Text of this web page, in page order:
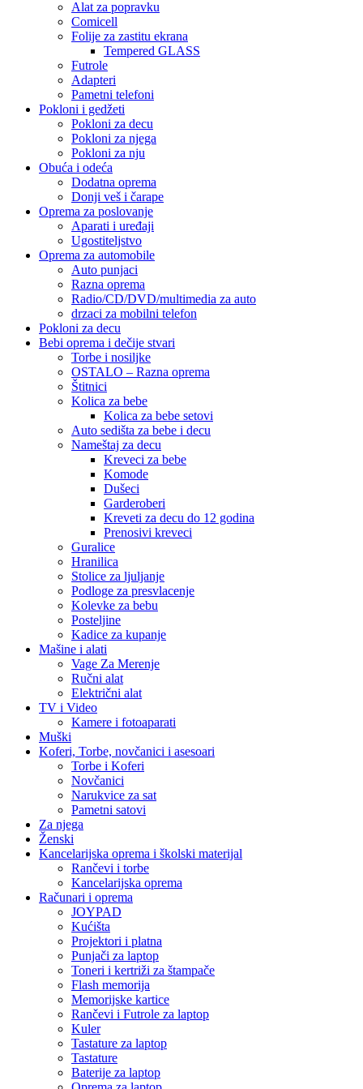
Alat za popravku
Comicell
Folije za zastitu ekrana
Tempered GLASS
Futrole
Adapteri
Pametni telefoni
Pokloni i gedžeti
Pokloni za decu
Pokloni za njega
Pokloni za nju
Obuća i odeća
Dodatna oprema
Donji veš i čarape
Oprema za poslovanje
Aparati i uređaji
Ugostiteljstvo
Oprema za automobile
Auto punjaci
Razna oprema
Radio/CD/DVD/multimedia za auto
drzaci za mobilni telefon
Pokloni za decu
Bebi oprema i dečije stvari
Torbe i nosiljke
OSTALO – Razna oprema
Štitnici
Kolica za bebe
Kolica za bebe setovi
Auto sedišta za bebe i decu
Nameštaj za decu
Kreveci za bebe
Komode
Dušeci
Garderoberi
Kreveti za decu do 12 godina
Prenosivi kreveci
Guralice
Hranilica
Stolice za ljuljanje
Podloge za presvlacenje
Kolevke za bebu
Posteljine
Kadice za kupanje
Mašine i alati
Vage Za Merenje
Ručni alat
Električni alat
TV i Video
Kamere i fotoaparati
Muški
Koferi, Torbe, novčanici i asesoari
Torbe i Koferi
Novčanici
Narukvice za sat
Pametni satovi
Za njega
Ženski
Kancelarijska oprema i školski materijal
Rančevi i torbe
Kancelarijska oprema
Računari i oprema
JOYPAD
Kućišta
Projektori i platna
Punjači za laptop
Toneri i kertriži za štampače
Flash memorija
Memorijske kartice
Rančevi i Futrole za laptop
Kuler
Tastature za laptop
Tastature
Baterije za laptop